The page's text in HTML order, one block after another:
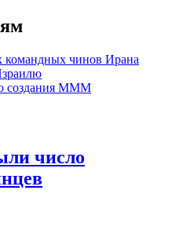
командных чинов Ирана
создания МММ
число